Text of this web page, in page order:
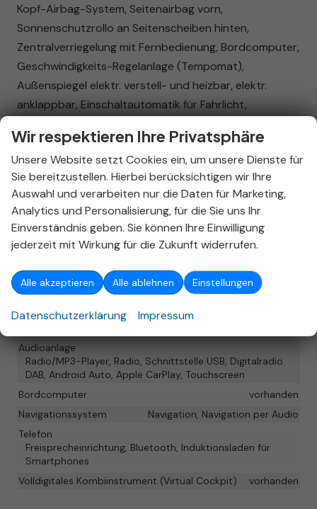
Kopf-Airbag-System, Seitenairbag vorn,
Sonnenschutzrollo an Seitenscheiben hinten,
Zentralverriegelung mit Fernbedienung, Bordcomputer,
Geschwindigkeits-Regelanlage (Tempomat),
Außenspiegel elektr. verstell- und heizbar, elektr.
anklappbar, Einschaltautomatik für Fahrlicht,
Kontrollsystem, Rußpartikelfilter
Innen
Armlehnen
Mittelarmlehne
Fensterheber
elektrisch
Klimatisierung
Klimaautomatik
Lenkrad
mit Multifunktionen
Sitze: Lordosenstütze
Infotainment & Kommunikation
Audioanlage
Radio/MP3-Player, Radio, Schnittstelle USB, Digitalradio
DAB, Android Auto, Apple CarPlay, Touchscreen
Bordcomputer
vorhanden
Navigationssystem
Navigation, Navigation per Audio
Telefon
Freisprecheinrichtung, Bluetooth, Induktionsladen für
Smartphones
Volldigitales Kombiinstrument (Virtual Cockpit)
vorhanden
Wir respektieren Ihre Privatsphäre
Unsere Website setzt Cookies ein, um unsere Dienste für
Sie bereitzustellen. Hierbei berücksichtigen wir Ihre
Auswahl und verarbeiten nur die Daten für Marketing,
Analytics und Personalisierung, für die Sie uns Ihr
Einverständnis geben. Sie können Ihre Einwilligung
jederzeit mit Wirkung für die Zukunft widerrufen.
Alle akzeptieren Alle ablehnen Einstellungen
Datenschutzerklärung Impressum